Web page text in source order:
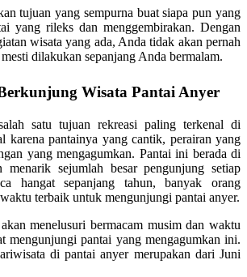
tujuan yang sempurna buat siapa pun yang
yang rileks dan menggembirakan. Dengan
wisata yang ada, Anda tidak akan pernah
dilakukan sepanjang Anda bermalam.
Wisata Pantai Anyer
satu tujuan rekreasi paling terkenal di
karena pantainya yang cantik, perairan yang
yang mengagumkan. Pantai ini berada di
menarik sejumlah besar pengunjung setiap
hangat sepanjang tahun, banyak orang
terbaik untuk mengunjungi pantai anyer.
menelusuri bermacam musim dan waktu
mengunjungi pantai yang mengagumkan ini.
di pantai anyer merupakan dari Juni